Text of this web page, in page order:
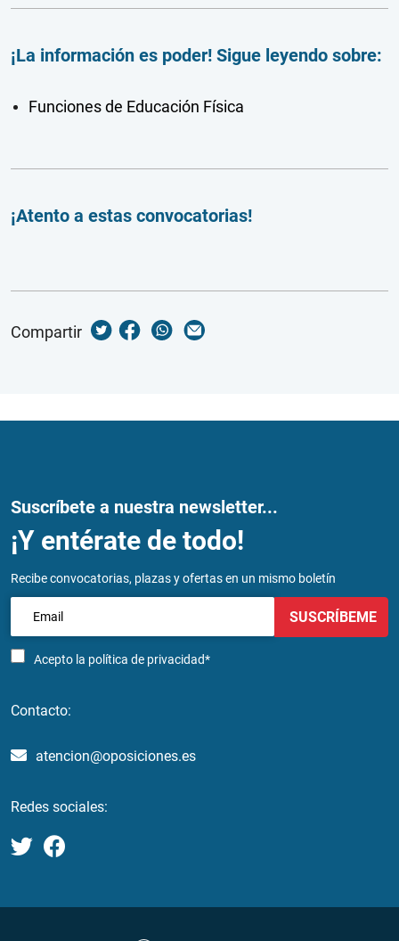
¡La información es poder! Sigue leyendo sobre:
Funciones de Educación Física
¡Atento a estas convocatorias!
Compartir
Suscríbete a nuestra newsletter...
¡Y entérate de todo!
Recibe convocatorias, plazas y ofertas en un mismo boletín
Acepto la política de privacidad*
SUSCRÍBEME
Contacto:
atencion@oposiciones.es
Redes sociales: